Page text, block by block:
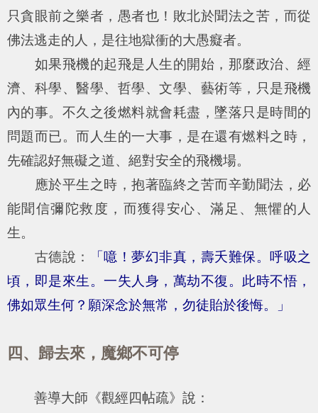
只貪眼前之樂者，愚者也！敗北於聞法之苦，而從
佛法逃走的人，是往地獄衝的大愚癡者。
如果飛機的起飛是人生的開始，那麼政治、經
濟、科學、醫學、哲學、文學、藝術等，只是飛機
內的事。不久之後燃料就會耗盡，墜落只是時間的
問題而已。而人生的一大事，是在還有燃料之時，
先確認好無礙之道、絕對安全的飛機場。
應於平生之時，抱著臨終之苦而辛勤聞法，必
能聞信彌陀救度，而獲得安心、滿足、無懼的人
生。
古德說：
「噫！夢幻非真，壽夭難保。呼吸之
頃，即是來生。一失人身，萬劫不復。此時不悟，
佛如眾生何？願深念於無常，勿徒貽於後悔。」
四、歸去來，魔鄉不可停
善導大師《觀經四帖疏》說：